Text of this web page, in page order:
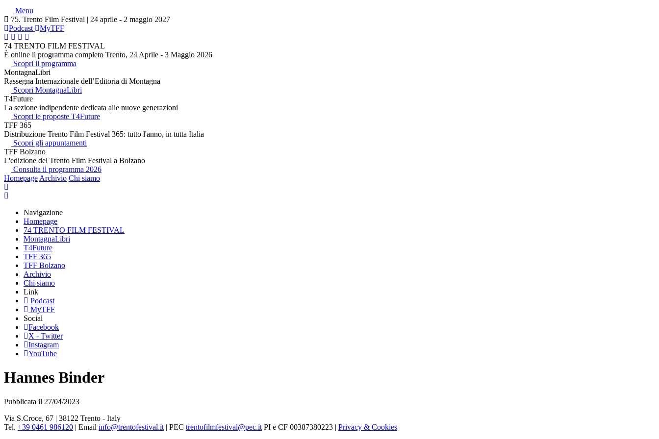
Menu
75. Trento Film Festival | 24 aprile - 2 maggio 2027
Podcast
MyTFF
74 TRENTO FILM FESTIVAL
È online il programma completo Trento, 24 Aprile - 3 Maggio 2026
Scopri il programma
MontagnaLibri
Rassegna Internazionale dell’Editoria di Montagna
Scopri MontagnaLibri
T4Future
La sezione indipendente dedicata alle nuove generazioni
Scopri le proposte T4Future
TFF 365
Distribuzione Trento Film Festival 365: tutto l'anno, in tutta Italia
Scopri gli appuntamenti
TFF Bolzano
L'edizione del Trento Film Festival a Bolzano
Consulta il programma 2026
Homepage Archivio Chi siamo
Navigazione
Homepage
74 TRENTO FILM FESTIVAL
MontagnaLibri
T4Future
TFF 365
TFF Bolzano
Archivio
Chi siamo
Link
Podcast
MyTFF
Social
Facebook
X - Twitter
Instagram
YouTube
Hannes Binder
Pubblicata il 27/04/2023
Via S.Croce, 67 | 38122 Trento - Italy
Tel. +39 0461 986120 | Email info@trentofestival.it | PEC trentofilmfestival@pec.it PI e CF 00387380223 | Privacy & Cookies